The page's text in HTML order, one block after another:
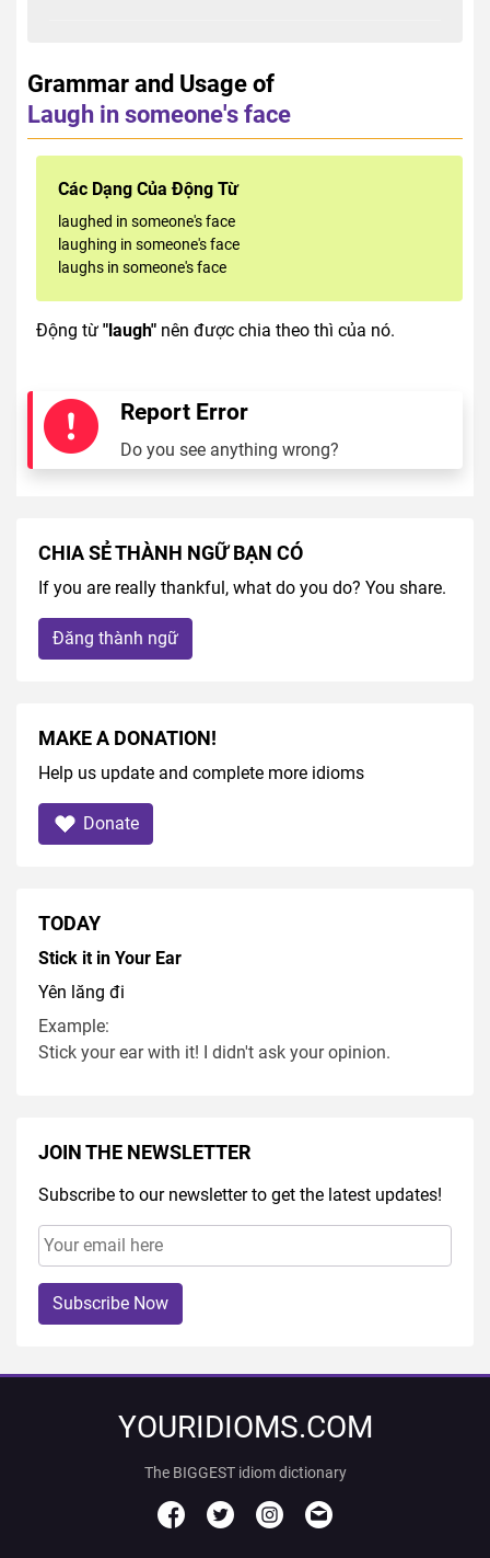
Grammar and Usage of
Laugh in someone's face
Các Dạng Của Động Từ
laughed in someone's face
laughing in someone's face
laughs in someone's face
Động từ "laugh" nên được chia theo thì của nó.
Report Error
Do you see anything wrong?
CHIA SẺ THÀNH NGỮ BẠN CÓ
If you are really thankful, what do you do? You share.
Đăng thành ngữ
MAKE A DONATION!
Help us update and complete more idioms
Donate
TODAY
Stick it in Your Ear
Yên lăng đi
Example:
Stick your ear with it! I didn't ask your opinion.
JOIN THE NEWSLETTER
Subscribe to our newsletter to get the latest updates!
Subscribe Now
YOURIDIOMS.COM
The BIGGEST idiom dictionary